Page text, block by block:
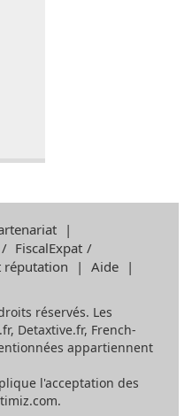
|
/ FiscalExpat /
réputation | Aide |
réservés. Les
Detaxtive.fr, French-
appartiennent
l'acceptation des